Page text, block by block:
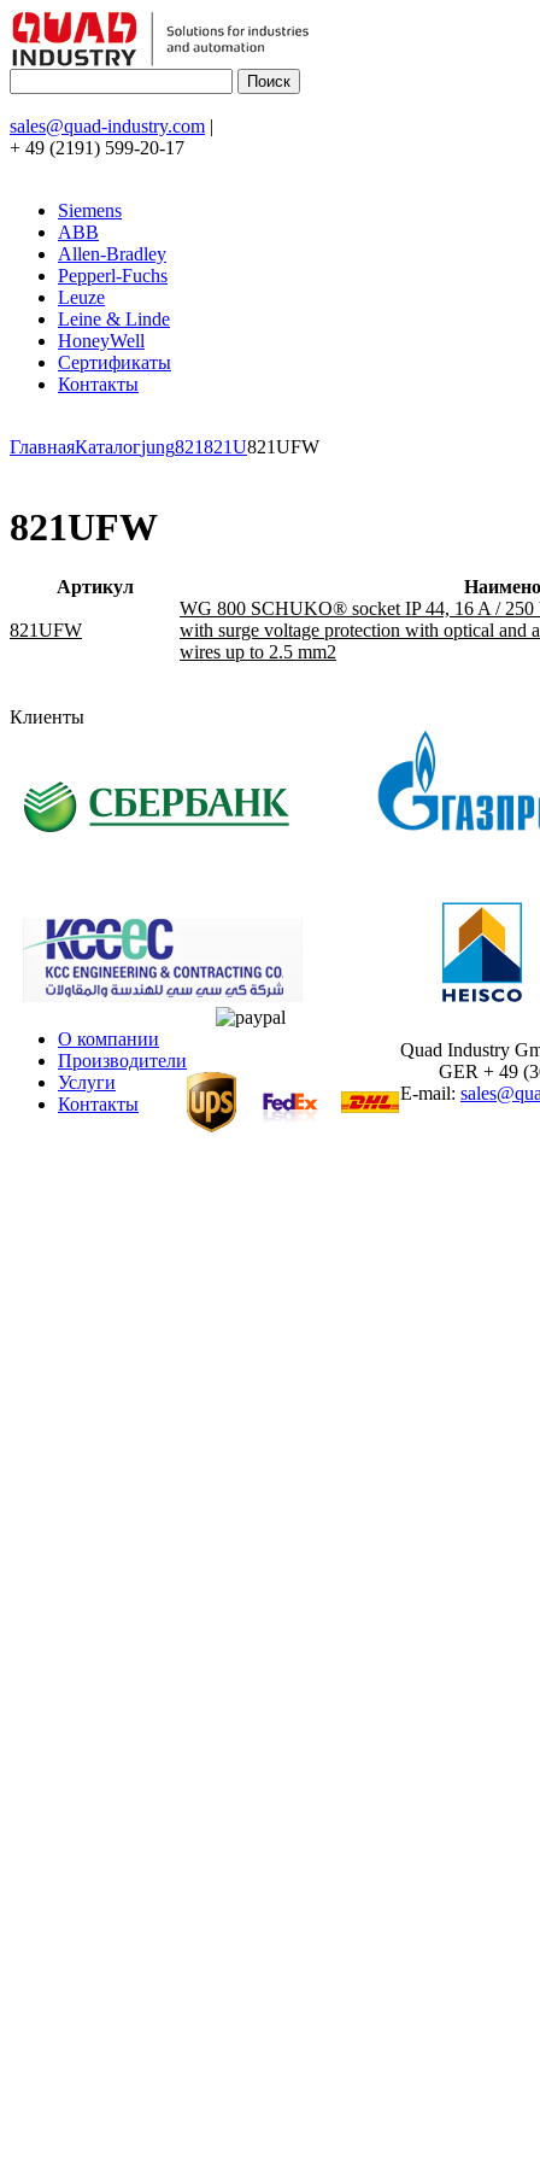
sales@quad-industry.com |
+ 49 (2191) 599-20-17
Siemens
ABB
Allen-Bradley
Pepperl-Fuchs
Leuze
Leine & Linde
HoneyWell
Сертификаты
Контакты
ГлавнаяКаталогjung821821U821UFW
821UFW
Артикул
821UFW
WG 800 SCHUKO® socket IP 44, 16 A /
with surge voltage protection with optical and
wires up to 2.5 mm2
Клиенты
О компании
Производители
Услуги
Контакты
Quad Industry
GER + 49
E-mail: